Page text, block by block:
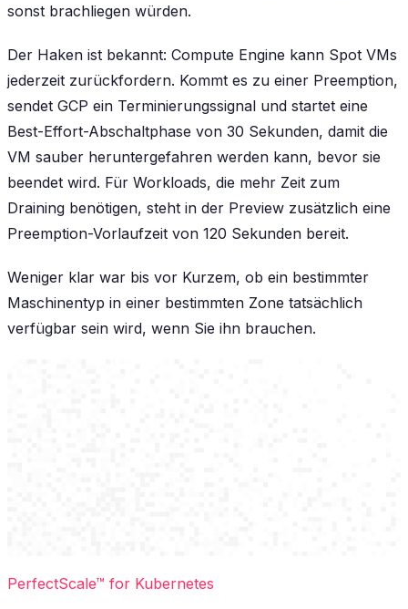
sonst brachliegen würden.
Der Haken ist bekannt: Compute Engine kann Spot VMs
jederzeit zurückfordern. Kommt es zu einer Preemption,
sendet GCP ein Terminierungssignal und startet eine
Best-Effort-Abschaltphase von 30 Sekunden, damit die
VM sauber heruntergefahren werden kann, bevor sie
beendet wird. Für Workloads, die mehr Zeit zum
Draining benötigen, steht in der Preview zusätzlich eine
Preemption-Vorlaufzeit von 120 Sekunden bereit.
Weniger klar war bis vor Kurzem, ob ein bestimmter
Maschinentyp in einer bestimmten Zone tatsächlich
verfügbar sein wird, wenn Sie ihn brauchen.
PerfectScale™ for Kubernetes